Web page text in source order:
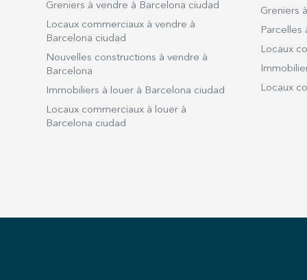
Greniers à vendre à Barcelona ciudad
Locaux commerciaux à vendre à
Barcelona ciudad
Nouvelles constructions à vendre à
Barcelona
Immobiliers à louer à Barcelona ciudad
Locaux commerciaux à louer à
Barcelona ciudad
Greniers
Parcelles
Locaux
Locaux